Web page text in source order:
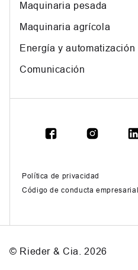
Maquinaria pesada
Maquinaria agrícola
Energía y automatización
Comunicación
Política de privacidad
Código de conducta empresarial
© Rieder & Cia. 2026